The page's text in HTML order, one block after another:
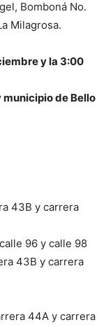
Bomboná No.
Milagrosa.
y la 3:00
de Bello
43B y carrera
96 y calle 98
43B y carrera
44A y carrera